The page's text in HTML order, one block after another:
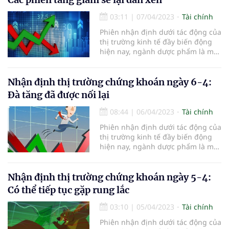
hội tăng giá tích cực và tiề
03:11 | 07/04/2023
Tài chính
Phiên nhận định dưới tác động của
thị trường kinh tế đầy biến động
hiện nay, ngành dược phẩm là một
cao. Dự báo cho thấy nhóm cổ
phiếu ngành dược phẩm sẽ có cơ
hội tăng giá tích cực và tiề
Nhận định thị trường chứng khoán ngày 6-4:
Đà tăng đã được nối lại
08:44 | 06/04/2023
Tài chính
Phiên nhận định dưới tác động của
thị trường kinh tế đầy biến động
hiện nay, ngành dược phẩm là một
cao. Dự báo cho thấy nhóm cổ
phiếu ngành dược phẩm sẽ có cơ
hội tăng giá tích cực và tiề
Nhận định thị trường chứng khoán ngày 5-4:
Có thể tiếp tục gặp rung lắc
03:10 | 05/04/2023
Tài chính
Phiên nhận định dưới tác động của